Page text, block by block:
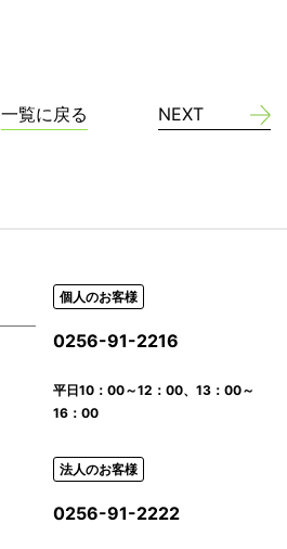
一覧に戻る NEXT
個人のお客様
0256-91-2216
平日10：00～12：00、13：00～
16：00
法人のお客様
0256-91-2222